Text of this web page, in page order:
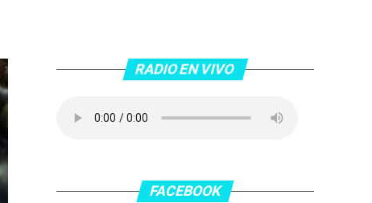
RADIO EN VIVO
FACEBOOK